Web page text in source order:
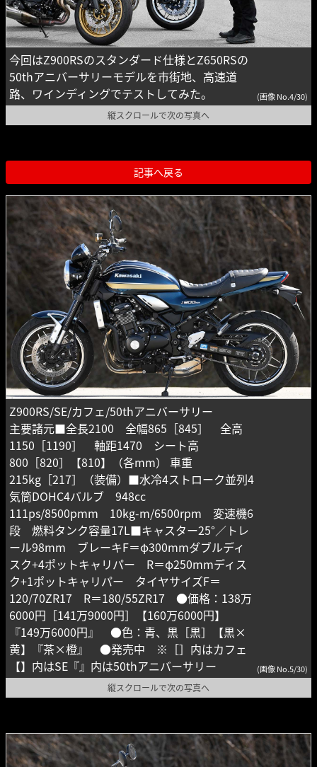
今回はZ900RSのスタンダード仕様とZ650RSの
50thアニバーサリーモデルを市街地、高速道
路、ワインディングでテストしてみた。
(画像 No.4/30)
縦スクロールで次の写真へ
記事へ戻る
Z900RS/SE/カフェ/50thアニバーサリー
主要諸元■全長2100 全幅865［845］ 全高
1150［1190］ 軸距1470 シート高
800［820］【810】（各mm） 車重
215kg［217］（装備）■水冷4ストローク並列4
気筒DOHC4バルブ 948cc
111ps/8500pmm 10kg-m/6500rpm 変速機6
段 燃料タンク容量17L■キャスター25°／トレ
ール98mm ブレーキF＝φ300mmダブルディ
スク+4ポットキャリパー R＝φ250mmディス
ク+1ポットキャリパー タイヤサイズF＝
120/70ZR17 R＝180/55ZR17 ●価格：138万
6000円［141万9000円］【160万6000円】
『149万6000円』 ●色：青、黒［黒］【黒×
黄】『茶×橙』 ●発売中 ※［］内はカフェ
【】内はSE『』内は50thアニバーサリー
(画像 No.5/30)
縦スクロールで次の写真へ